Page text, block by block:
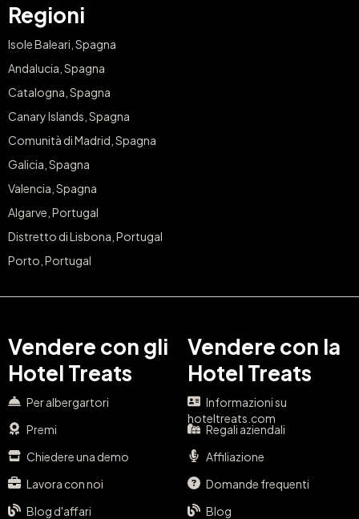
Regioni
Isole Baleari, Spagna
Andalucia, Spagna
Catalogna, Spagna
Canary Islands, Spagna
Comunità di Madrid, Spagna
Galicia, Spagna
Valencia, Spagna
Algarve, Portugal
Distretto di Lisbona, Portugal
Porto, Portugal
Vendere con gli
Hotel Treats
Per albergartori
Premi
Chiedere una demo
Lavora con noi
Blog d'affari
Vendere con la
Hotel Treats
Informazioni su
hoteltreats.com
Regali aziendali
Affiliazione
Domande frequenti
Blog